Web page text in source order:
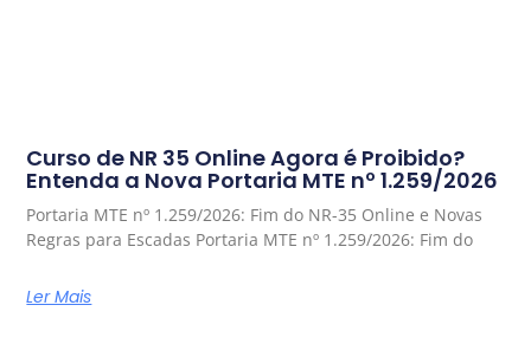
Curso de NR 35 Online Agora é Proibido?
Entenda a Nova Portaria MTE nº 1.259/2026
Portaria MTE nº 1.259/2026: Fim do NR-35 Online e Novas
Regras para Escadas Portaria MTE nº 1.259/2026: Fim do
Ler Mais